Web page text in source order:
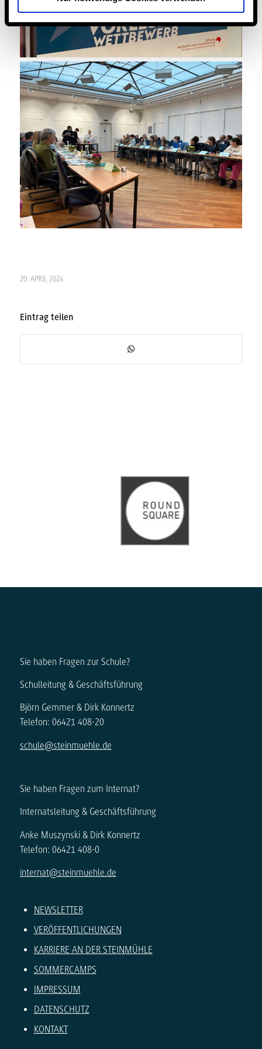
20. APRIL 2024
Eintrag teilen
Sie haben Fragen zur Schule?
Schulleitung & Geschäftsführung
Björn Gemmer & Dirk Konnertz
Telefon: 06421 408-20
schule@steinmuehle.de
Sie haben Fragen zum Internat?
Internatsleitung & Geschäftsführung
Anke Muszynski & Dirk Konnertz
Telefon: 06421 408-0
internat@steinmuehle.de
NEWSLETTER
VERÖFFENTLICHUNGEN
KARRIERE AN DER STEINMÜHLE
SOMMERCAMPS
IMPRESSUM
DATENSCHUTZ
KONTAKT